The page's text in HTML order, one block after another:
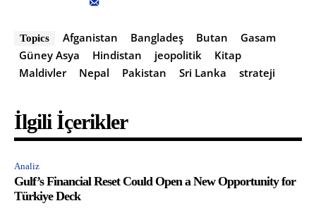
Topics Afganistan Bangladeş Butan
Gasam
Güney Asya
Hindistan jeopolitik
Kitap
Maldivler
Nepal Pakistan Sri Lanka strateji
İlgili İçerikler
Analiz
Gulf’s Financial Reset Could Open a New Opportunity for
Türkiye Deck